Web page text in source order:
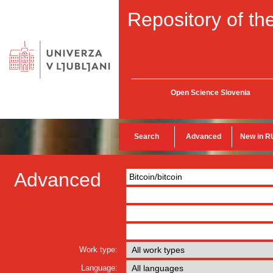
Repository of
Open Science Slovenia
Search Advanced New in
Advanced
Work type:
Language: